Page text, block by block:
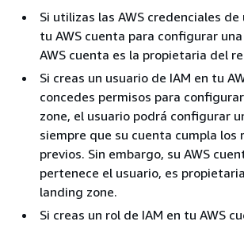
Si utilizas las AWS credenciales
tu AWS cuenta para configurar
AWS cuenta es la propietaria del
Si creas un usuario de IAM en tu
concedes permisos para
zone, el usuario podrá configurar
siempre que su cuenta cumpla los
previos. Sin embargo, su AWS
pertenece el usuario, es
landing zone.
Si creas un rol de IAM en tu AWS